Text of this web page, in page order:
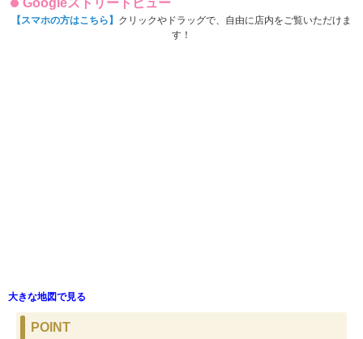
【スマホの方はこちら】 クリックやドラッグで、自由に店内をご覧いただけま
す！
大きな地図で見る
POINT